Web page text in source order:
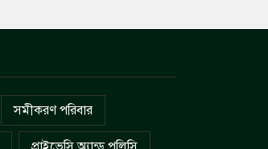
সমীকরণ পরিবার